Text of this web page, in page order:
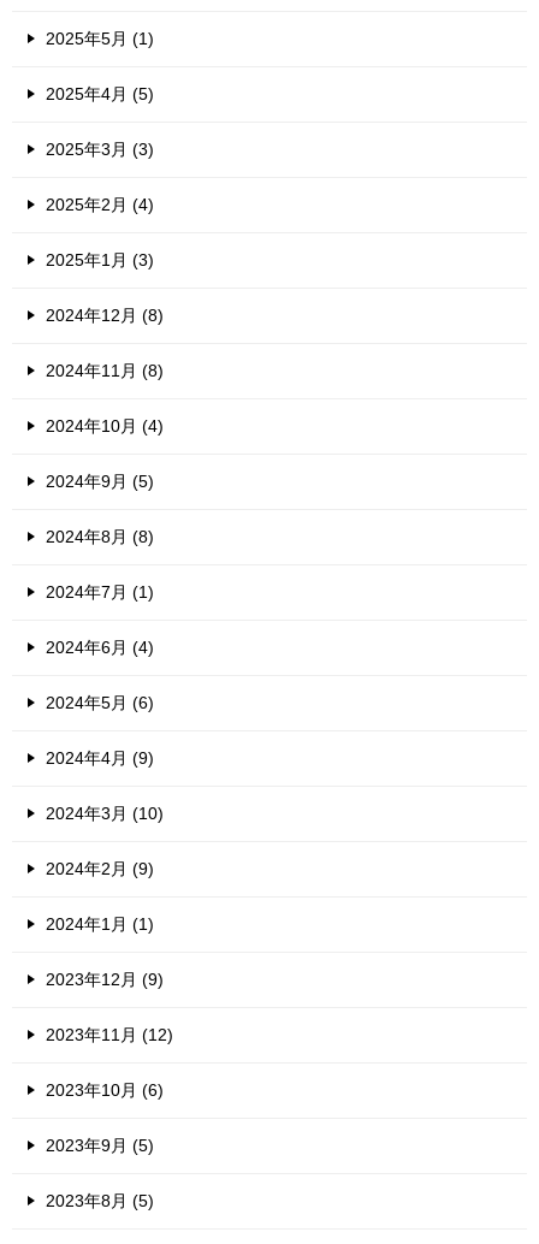
2025年5月 (1)
2025年4月 (5)
2025年3月 (3)
2025年2月 (4)
2025年1月 (3)
2024年12月 (8)
2024年11月 (8)
2024年10月 (4)
2024年9月 (5)
2024年8月 (8)
2024年7月 (1)
2024年6月 (4)
2024年5月 (6)
2024年4月 (9)
2024年3月 (10)
2024年2月 (9)
2024年1月 (1)
2023年12月 (9)
2023年11月 (12)
2023年10月 (6)
2023年9月 (5)
2023年8月 (5)